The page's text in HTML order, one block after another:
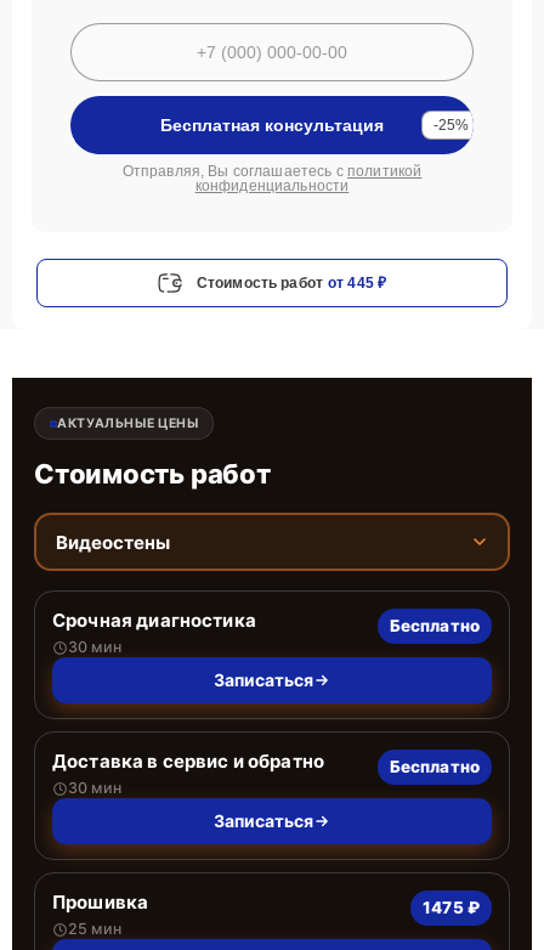
Бесплатная консультация -25%
Отправляя, Вы соглашаетесь с политикой
конфиденциальности
Стоимость работ от 445 ₽
АКТУАЛЬНЫЕ ЦЕНЫ
Стоимость работ
Видеостены
Срочная диагностика
30 мин
Бесплатно
Записаться
Доставка в сервис и обратно
30 мин
Бесплатно
Записаться
Прошивка
25 мин
1475 ₽